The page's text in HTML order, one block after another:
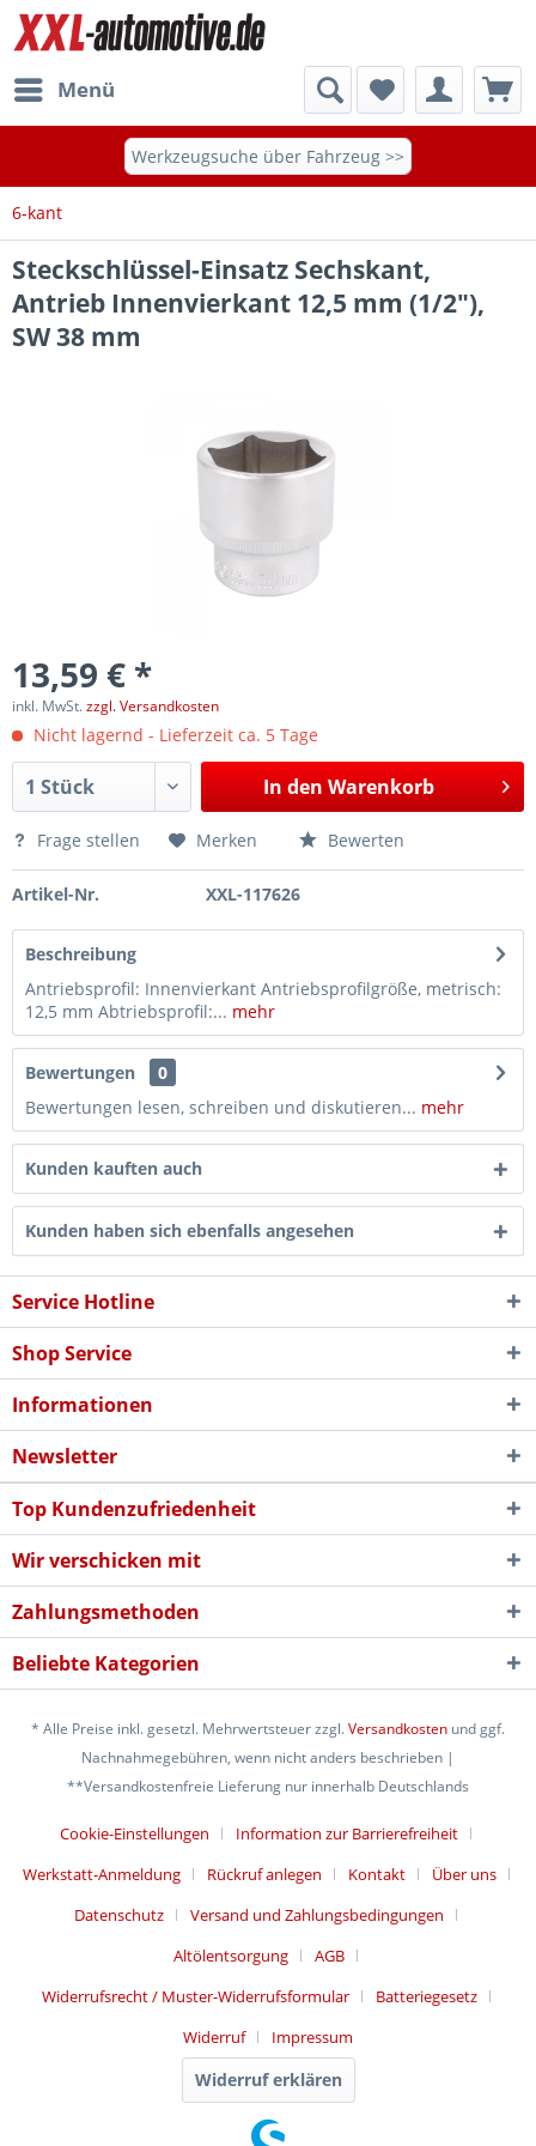
Menü
Werkzeugsuche über Fahrzeug >>
6-kant
Steckschlüssel-Einsatz Sechskant,
Antrieb Innenvierkant 12,5 mm (1/2"),
SW 38 mm
13,59 € *
inkl. MwSt.zzgl. Versandkosten
Nicht lagernd - Lieferzeit ca. 5 Tage
In den Warenkorb
Frage stellen Merken Bewerten
Artikel-Nr. XXL-117626
Beschreibung
Antriebsprofil: Innenvierkant Antriebsprofilgröße, metrisch:
12,5 mm Abtriebsprofil:... mehr
Bewertungen
0
Bewertungen lesen, schreiben und diskutieren... mehr
Kunden kauften auch
Kunden haben sich ebenfalls angesehen
Service Hotline
Shop Service
Informationen
Newsletter
Top Kundenzufriedenheit
Wir verschicken mit
Zahlungsmethoden
Beliebte Kategorien
* Alle Preise inkl. gesetzl. Mehrwertsteuer zzgl.Versandkosten und ggf.
Nachnahmegebühren, wenn nicht anders beschrieben |
**Versandkostenfreie Lieferung nur innerhalb Deutschlands
Cookie-Einstellungen
Information zur Barrierefreiheit
Werkstatt-Anmeldung
Rückruf anlegen Kontakt
Über uns
Datenschutz
Versand und Zahlungsbedingungen
Altölentsorgung
AGB
Widerrufsrecht / Muster-Widerrufsformular
Batteriegesetz
Widerruf
Impressum
Widerruf erklären